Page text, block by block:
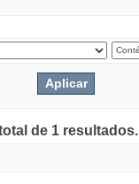
de 1 resultados.